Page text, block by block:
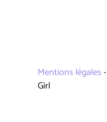
Mentions légales-
Girl